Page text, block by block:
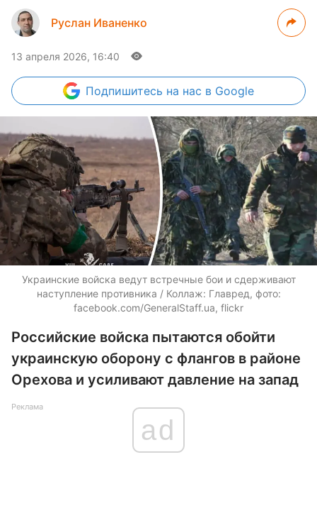
Руслан Иваненко
13 апреля 2026, 16:40
Подпишитесь на нас в Google
Украинские войска ведут встречные бои и сдерживают
наступление противника / Коллаж: Главред, фото:
facebook.com/GeneralStaff.ua, flickr
Российские войска пытаются обойти
украинскую оборону с флангов в районе
Орехова и усиливают давление на запад
Реклама
ad